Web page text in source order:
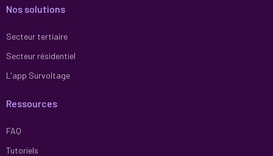
Nos solutions
Secteur tertiaire
Secteur résidentiel
L'app Survoltage
Ressources
FAQ
Tutoriels